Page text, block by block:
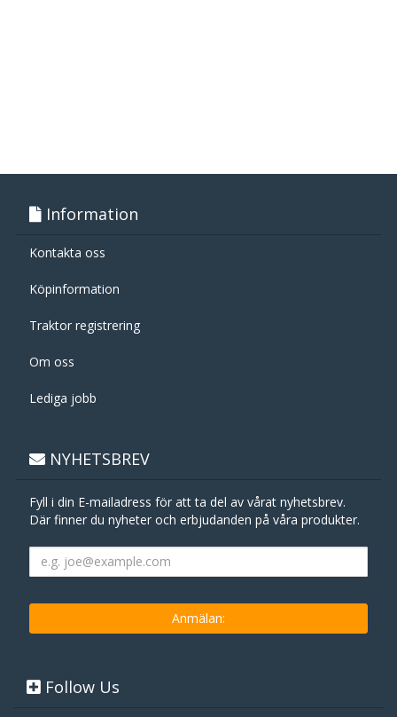
Information
Kontakta oss
Köpinformation
Traktor registrering
Om oss
Lediga jobb
NYHETSBREV
Fyll i din E-mailadress för att ta del av vårat nyhetsbrev.
Där finner du nyheter och erbjudanden på våra produkter.
Follow Us